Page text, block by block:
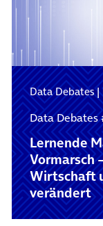
Data Debates|
Data Debates
Lernende
Vormarsch
Wirtschaft
verändert